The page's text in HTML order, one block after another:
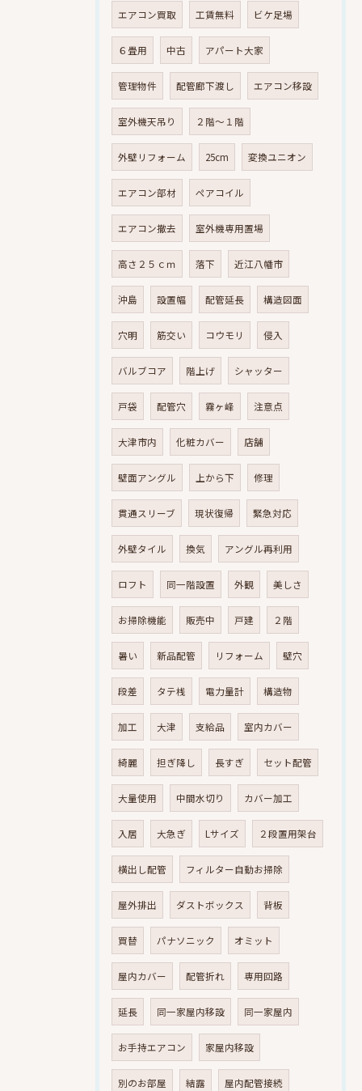
エアコン買取 工賃無料 ビケ足場
６畳用 中古 アパート大家
管理物件 配管廊下渡し エアコン移設
室外機天吊り ２階～１階
外壁リフォーム 25cm 変換ユニオン
エアコン部材 ペアコイル
エアコン撤去 室外機専用置場
高さ２５ｃｍ 落下 近江八幡市
沖島 設置幅 配管延長 構造図面
穴明 筋交い コウモリ 侵入
バルブコア 階上げ シャッター
戸袋 配管穴 霧ヶ峰 注意点
大津市内 化粧カバー 店舗
壁面アングル 上から下 修理
貫通スリーブ 現状復帰 緊急対応
外壁タイル 換気 アングル再利用
ロフト 同一階設置 外観 美しさ
お掃除機能 販売中 戸建 ２階
暑い 新品配管 リフォーム 壁穴
段差 タテ桟 電力量計 構造物
加工 大津 支給品 室内カバー
綺麗 担ぎ降し 長すぎ セット配管
大量使用 中間水切り カバー加工
入居 大急ぎ Lサイズ ２段置用架台
横出し配管 フィルター自動お掃除
屋外排出 ダストボックス 背板
買替 パナソニック オミット
屋内カバー 配管折れ 専用回路
延長 同一家屋内移設 同一家屋内
お手持エアコン 家屋内移設
別のお部屋 結露 屋内配管接続